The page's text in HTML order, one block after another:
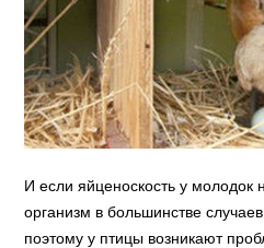
И если яйценоскость у молодок
организм в большинстве
поэтому у птицы возникают